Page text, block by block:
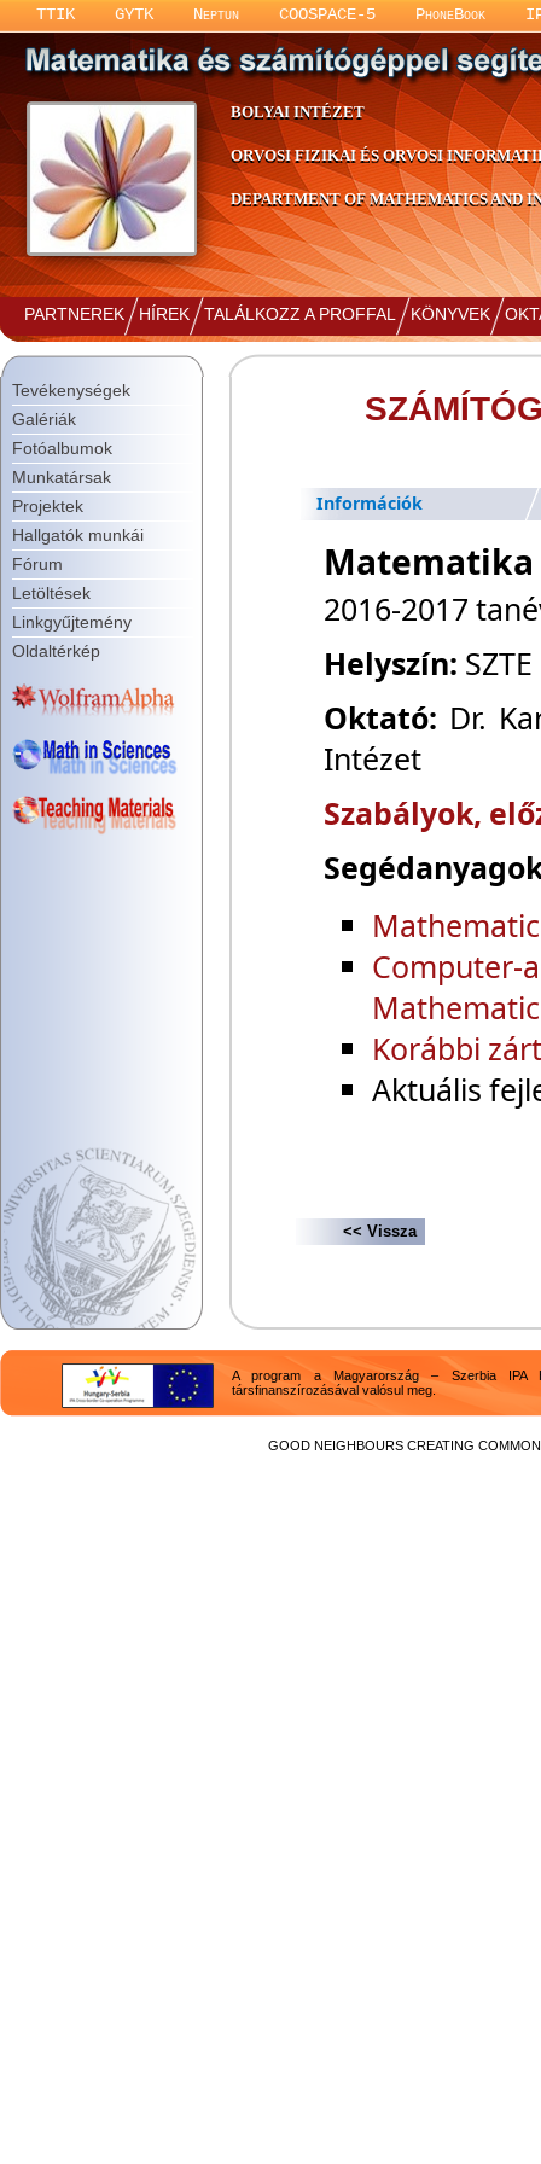
TTIK GYTK Neptun COOSPACE-5 PhoneBook
BOLYAI INTÉZET
ORVOSI FIZIKAI ÉS ORVOSI
DEPARTMENT OF MATHEMATICS AND
PARTNEREK HÍREK TALÁLKOZZ A PROFFAL KÖNYVEK
Tevékenységek
Galériák
Fotóalbumok
Munkatársak
Projektek
Hallgatók munkái
Fórum
Letöltések
Linkgyűjtemény
Oldaltérkép
Információk
Matematika
2016-2017
Helyszín:
Oktató: Dr.
Intézet
Szabályok,
Computer-
Korábbi
Aktuális
<< Vissza
A program a Magyarország – Szerbia IPA
társfinanszírozásával valósul meg.
GOOD NEIGHBOURS CREATING